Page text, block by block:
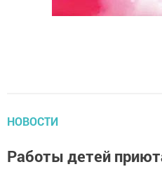
НОВОСТИ
Работы детей